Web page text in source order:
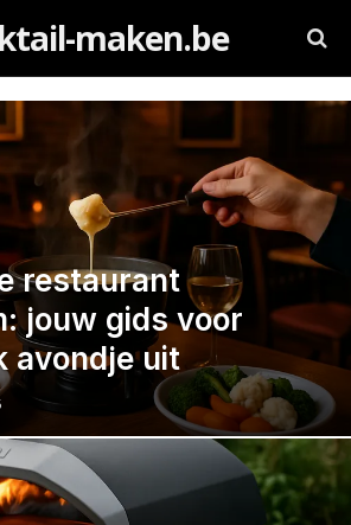
maken.be
restaurant
jouw gids voor
avondje uit